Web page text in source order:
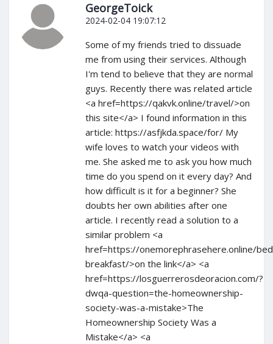
GeorgeToick
2024-02-04 19:07:12
Some of my friends tried to dissuade
me from using their services. Although
I'm tend to believe that they are normal
guys. Recently there was related article
<a href=https://qakvk.online/travel/>on
this site</a> I found information in this
article: https://asfjkda.space/for/ My
wife loves to watch your videos with
me. She asked me to ask you how much
time do you spend on it every day? And
how difficult is it for a beginner? She
doubts her own abilities after one
article. I recently read a solution to a
similar problem <a
href=https://onemorephrasehere.online/
breakfast/>on the link</a> <a
href=https://losguerrerosdeoracion.com/?
dwqa-question=the-homeownership-
society-was-a-mistake>The
Homeownership Society Was a
Mistake</a> <a